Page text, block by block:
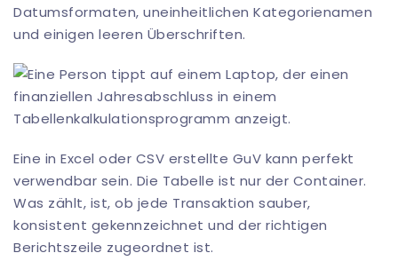
Datumsformaten, uneinheitlichen Kategorienamen
und einigen leeren Überschriften.
Eine in Excel oder CSV erstellte GuV kann perfekt
verwendbar sein. Die Tabelle ist nur der Container.
Was zählt, ist, ob jede Transaktion sauber,
konsistent gekennzeichnet und der richtigen
Berichtszeile zugeordnet ist.